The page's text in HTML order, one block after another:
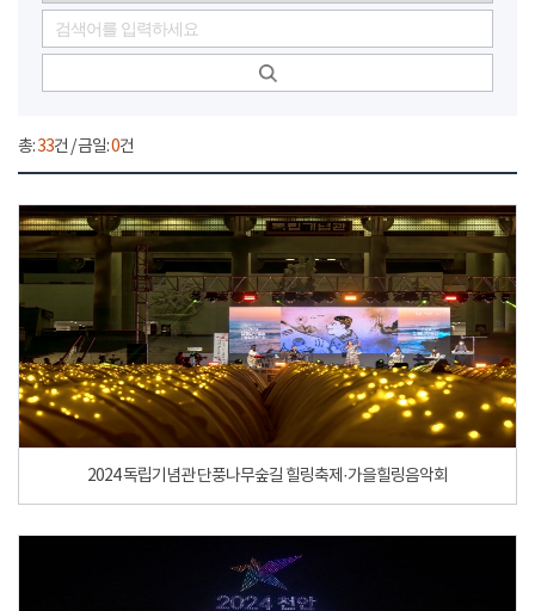
총:33건 / 금일:0건
2024 독립기념관 단풍나무숲길 힐링축제·가을힐링음악회